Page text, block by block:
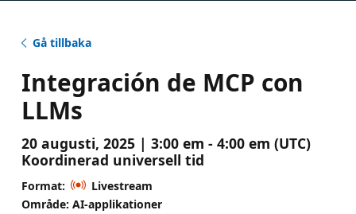
Gå tillbaka
Integración de MCP con
LLMs
20 augusti, 2025 | 3:00 em - 4:00 em (UTC)
Koordinerad universell tid
Format:
Livestream
Område: AI-applikationer